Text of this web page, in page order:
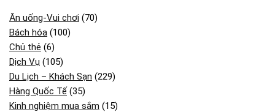
Ăn uống-Vui chơi (70)
Bách hóa (100)
Chủ thẻ (6)
Dịch Vụ (105)
Du Lịch – Khách Sạn (229)
Hàng Quốc Tế (35)
Kinh nghiệm mua sắm (15)